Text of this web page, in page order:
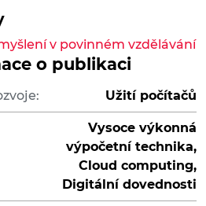
o publikaci
Užití počítačů
Vysoce výkonná
výpočetní technika,
Cloud computing,
Digitální dovednosti
v povinném vzdělávání